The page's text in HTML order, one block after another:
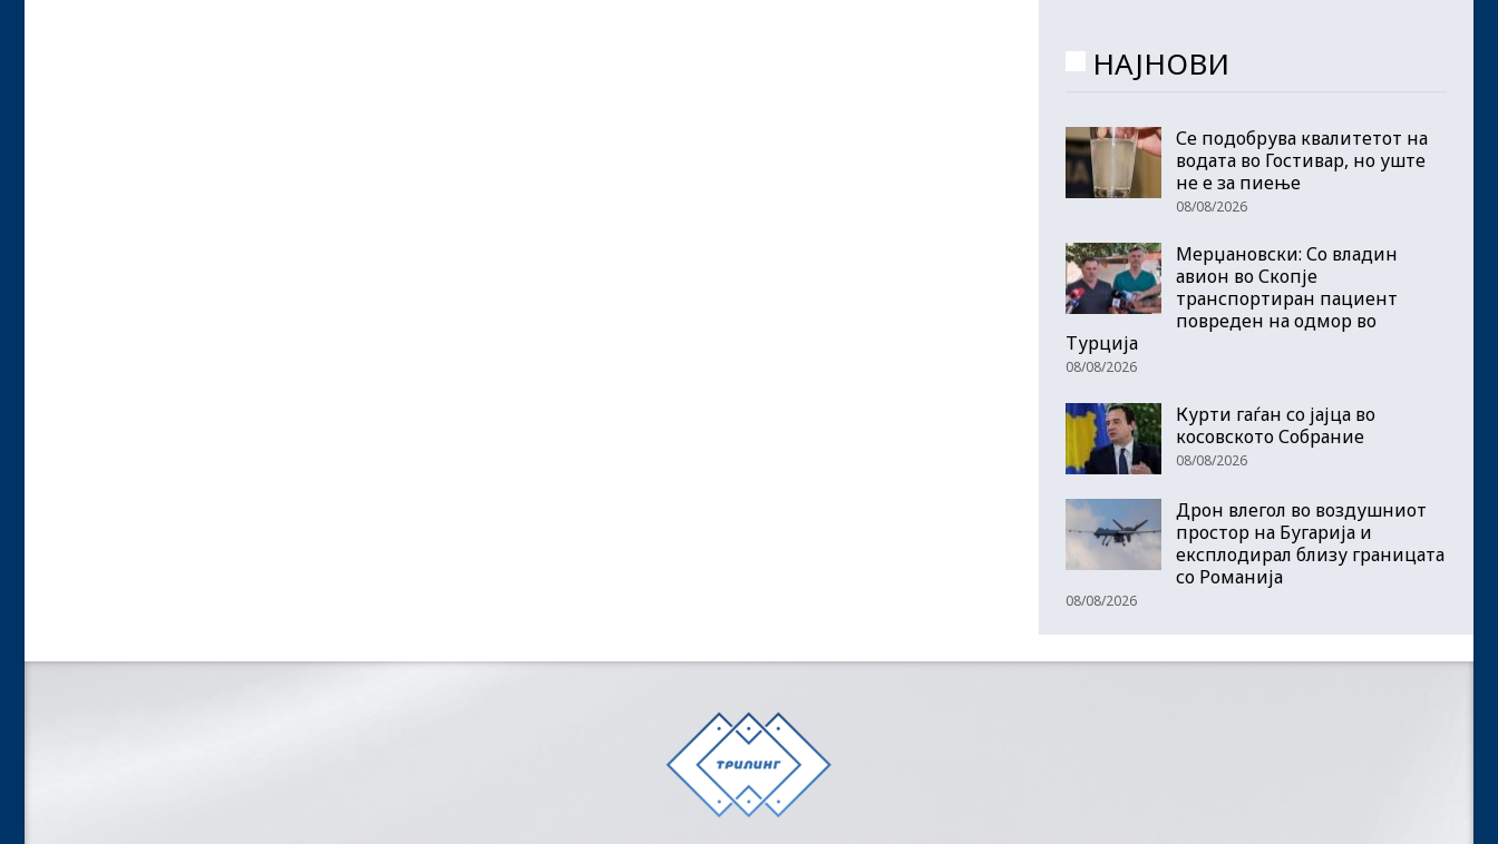
НАЈНОВИ
Се подобрува квалитетот на
водата во Гостивар, но уште
не е за пиење
08/08/2026
Мерџановски: Со владин
авион во Скопје
транспортиран пациент
повреден на одмор во
Турција
08/08/2026
Курти гаѓан со јајца во
косовското Собрание
08/08/2026
Дрон влегол во воздушниот
простор на Бугарија и
експлодирал близу границата
со Романија
08/08/2026